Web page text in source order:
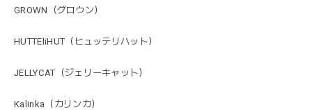
GROWN（グロウン）
HUTTEliHUT（ヒュッテリハット）
JELLYCAT（ジェリーキャット）
Kalinka（カリンカ）